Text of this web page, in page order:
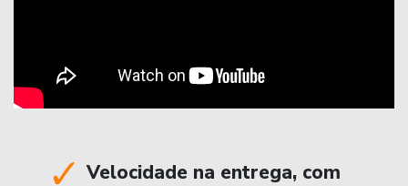
Velocidade na entrega, com